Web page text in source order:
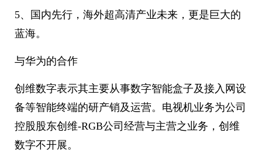
5、国内先行，海外超高清产业未来，更是巨大的
蓝海。
与华为的合作
创维数字表示其主要从事数字智能盒子及接入网设
备等智能终端的研产销及运营。电视机业务为公司
控股股东创维-RGB公司经营与主营之业务，创维
数字不开展。